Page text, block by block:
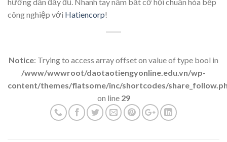
công nghiệp với Hatiencorp!
Notice: Trying to access array offset on value of type bool in
/www/wwwroot/daotaotiengyonline.edu.vn/wp-
content/themes/flatsome/inc/shortcodes/
on line 29